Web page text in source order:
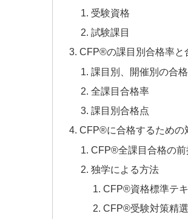
受験資格
試験課目
CFP®の課目別合格率と
課目別、開催別の合
全課目合格率
課目別合格点
CFP®に合格するための
CFP®全課目合格の前
独学による方法
CFP®資格標準テ
CFP®受験対策精